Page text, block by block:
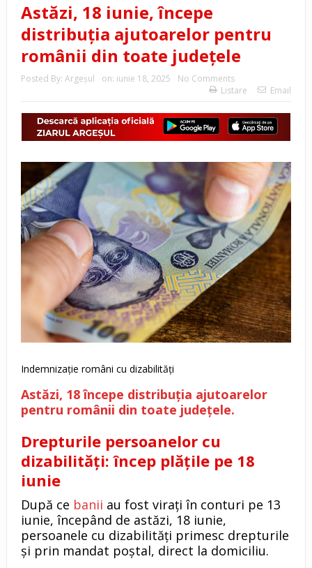
Astăzi, 18 iunie, începe
distribuția ajutoarelor pentru
românii din toate județele
Posted By: Argeşul on: iunie 18, 2025
No Comments
Listare
Email
Indemnizație români cu dizabilități
Astăzi, 18 începe distribuția ajutoarelor
pentru românii din toate județele.
Drepturile persoanelor cu
dizabilități: încep plățile pe 18
iunie
După ce banii au fost virați în conturi pe 13
iunie, începând de astăzi, 18 iunie,
persoanele cu dizabilități primesc drepturile
și prin mandat poștal, direct la domiciliu.